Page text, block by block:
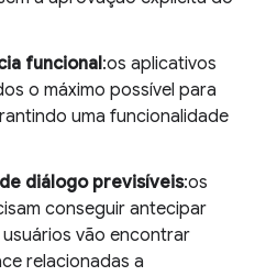
funcional:os aplicativos
o máximo possível para
uma funcionalidade
diálogo previsíveis:os
conseguir antecipar
vão encontrar
relacionadas a